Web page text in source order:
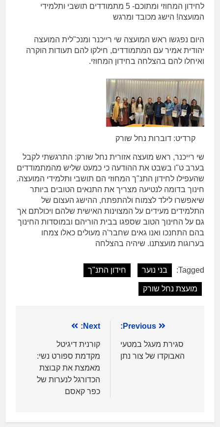
לחידון המחוזי ומתוכם- 5 מתמודדים תושבי ותלמידי
המועצה! הישג מכובד ומרגש
היום נפגשו ראש המועצה שי רייכנר ומנכ"לית המועצה
יהודית אמיר עם המתמודדים, חילקו להם תעודות הוקרה
ואיחלו להם בהצלחה בחידון המחוזי.
קרדיט: דוברות נחל שורק
שי רייכנר, ראש מועצה אזורית נחל שורק: התרגשתי לקבל
בערב ט"ו בשבט את ההודעה כי כמעט שליש מהמתמודדים
שהעפילו לחידון התנ"ך המחוזי הם תושבי ותלמידי המועצה.
חינוך בדומה לנטיעה מצריך את התנאים הטובים ביותר
שיאפשרו לילד לצמוח ולהתפתח, ההישג העצום של
התלמידים מעידים על המצוינות האישית שלהם ויכולתם אך
גם על החינוך הטוב שספגו בבית הוריהם ובמוסדות החינוך
בהם התחנכו ואנו גאים שחבר'ה מעולים כאלו צמחו
בערוגות מועצתנו. שיהיה בהצלחה
Tagged: בני נוער חידון התנ"ך
מועצת נחל שורק
Previous:
סגירת מעגל במטעי
האבוקדו של צור נתן
Next:
קורנית דיגיטל
מקדמת ספורט נשי:
מאמצת את קבוצת
הכדורגל לנערות של
כפר קאסם